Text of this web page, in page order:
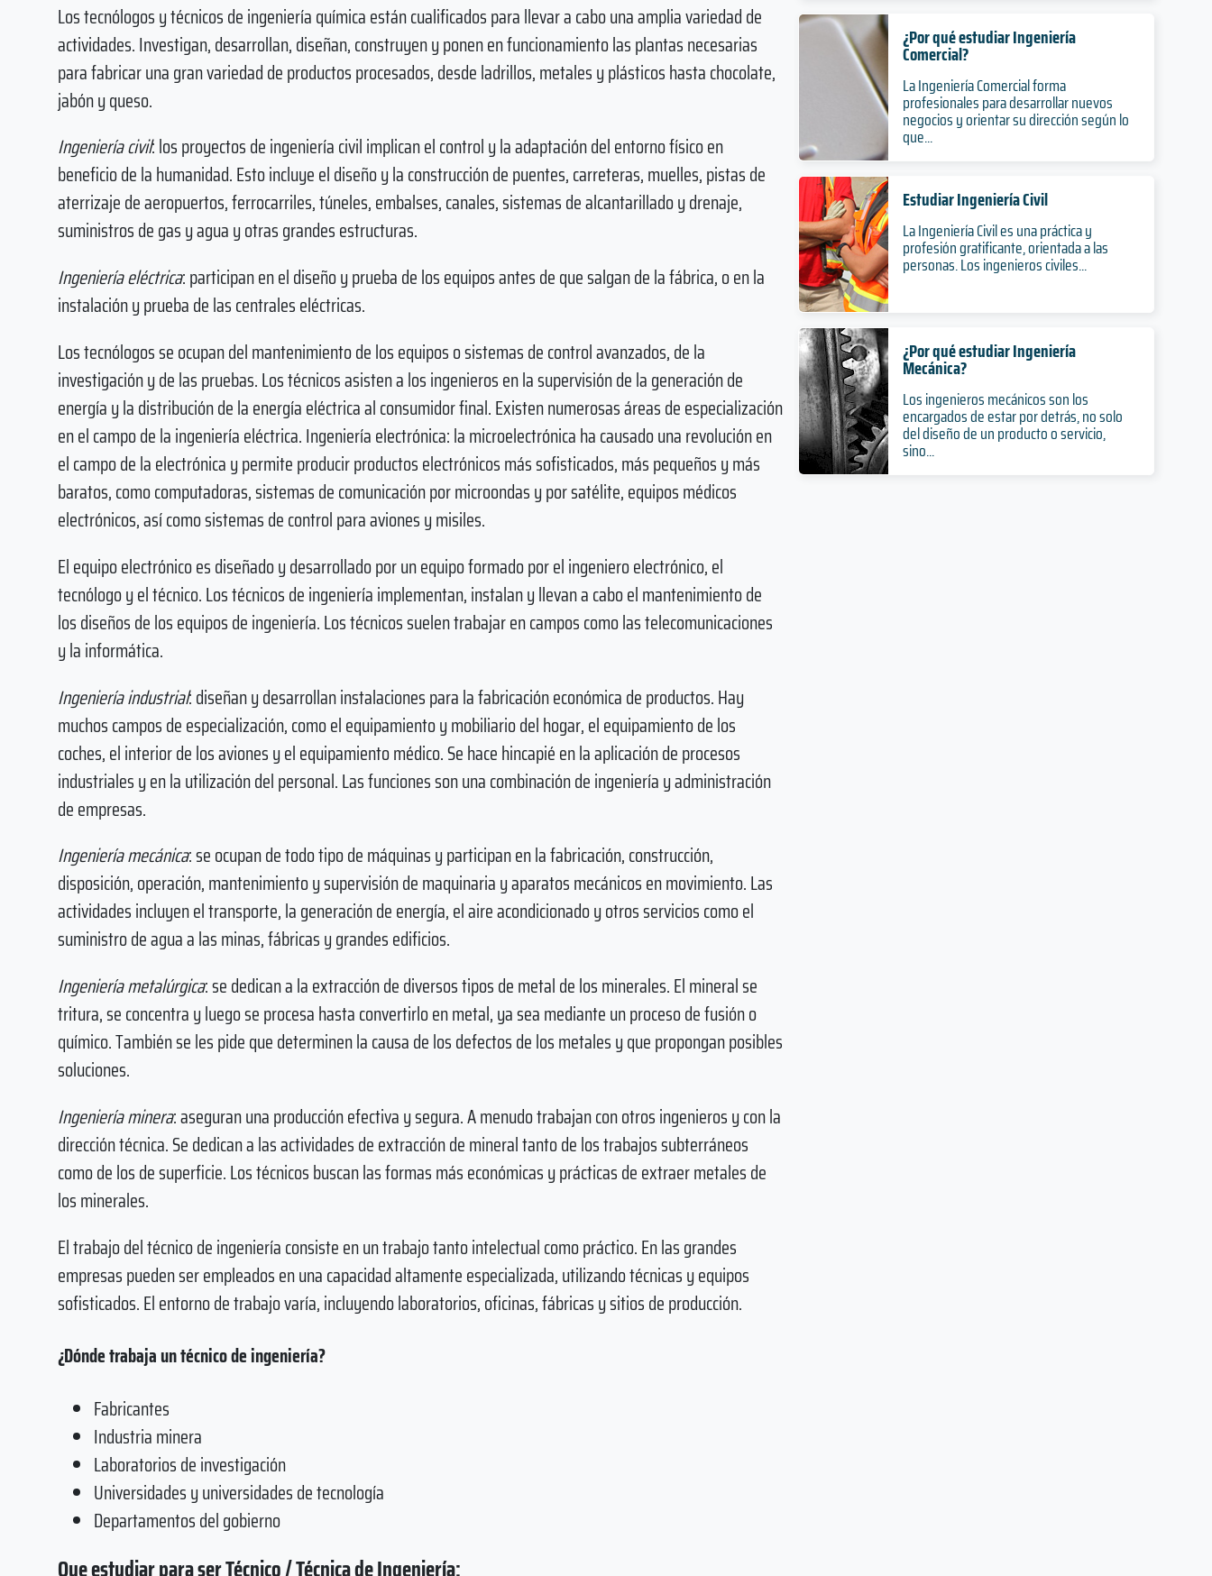
Los tecnólogos y técnicos de ingeniería química están cualificados para llevar a cabo una amplia variedad de
actividades. Investigan, desarrollan, diseñan, construyen y ponen en funcionamiento las plantas necesarias
para fabricar una gran variedad de productos procesados, desde ladrillos, metales y plásticos hasta chocolate,
jabón y queso.
Ingeniería civil: los proyectos de ingeniería civil implican el control y la adaptación del entorno físico en
beneficio de la humanidad. Esto incluye el diseño y la construcción de puentes, carreteras, muelles, pistas de
aterrizaje de aeropuertos, ferrocarriles, túneles, embalses, canales, sistemas de alcantarillado y drenaje,
suministros de gas y agua y otras grandes estructuras.
Ingeniería eléctrica: participan en el diseño y prueba de los equipos antes de que salgan de la fábrica, o en la
instalación y prueba de las centrales eléctricas.
Los tecnólogos se ocupan del mantenimiento de los equipos o sistemas de control avanzados, de la
investigación y de las pruebas. Los técnicos asisten a los ingenieros en la supervisión de la generación de
energía y la distribución de la energía eléctrica al consumidor final. Existen numerosas áreas de especialización
en el campo de la ingeniería eléctrica. Ingeniería electrónica: la microelectrónica ha causado una revolución en
el campo de la electrónica y permite producir productos electrónicos más sofisticados, más pequeños y más
baratos, como computadoras, sistemas de comunicación por microondas y por satélite, equipos médicos
electrónicos, así como sistemas de control para aviones y misiles.
El equipo electrónico es diseñado y desarrollado por un equipo formado por el ingeniero electrónico, el
tecnólogo y el técnico. Los técnicos de ingeniería implementan, instalan y llevan a cabo el mantenimiento de
los diseños de los equipos de ingeniería. Los técnicos suelen trabajar en campos como las telecomunicaciones
y la informática.
Ingeniería industrial: diseñan y desarrollan instalaciones para la fabricación económica de productos. Hay
muchos campos de especialización, como el equipamiento y mobiliario del hogar, el equipamiento de los
coches, el interior de los aviones y el equipamiento médico. Se hace hincapié en la aplicación de procesos
industriales y en la utilización del personal. Las funciones son una combinación de ingeniería y administración
de empresas.
Ingeniería mecánica: se ocupan de todo tipo de máquinas y participan en la fabricación, construcción,
disposición, operación, mantenimiento y supervisión de maquinaria y aparatos mecánicos en movimiento. Las
actividades incluyen el transporte, la generación de energía, el aire acondicionado y otros servicios como el
suministro de agua a las minas, fábricas y grandes edificios.
Ingeniería metalúrgica: se dedican a la extracción de diversos tipos de metal de los minerales. El mineral se
tritura, se concentra y luego se procesa hasta convertirlo en metal, ya sea mediante un proceso de fusión o
químico. También se les pide que determinen la causa de los defectos de los metales y que propongan posibles
soluciones.
Ingeniería minera: aseguran una producción efectiva y segura. A menudo trabajan con otros ingenieros y con la
dirección técnica. Se dedican a las actividades de extracción de mineral tanto de los trabajos subterráneos
como de los de superficie. Los técnicos buscan las formas más económicas y prácticas de extraer metales de
los minerales.
El trabajo del técnico de ingeniería consiste en un trabajo tanto intelectual como práctico. En las grandes
empresas pueden ser empleados en una capacidad altamente especializada, utilizando técnicas y equipos
sofisticados. El entorno de trabajo varía, incluyendo laboratorios, oficinas, fábricas y sitios de producción.
¿Dónde trabaja un técnico de ingeniería?
Fabricantes
Industria minera
Laboratorios de investigación
Universidades y universidades de tecnología
Departamentos del gobierno
¿Por qué estudiar Ingeniería
Comercial?
La Ingeniería Comercial forma
profesionales para desarrollar nuevos
negocios y orientar su dirección según lo
que...
Estudiar Ingeniería Civil
La Ingeniería Civil es una práctica y
profesión gratificante, orientada a las
personas. Los ingenieros civiles...
¿Por qué estudiar Ingeniería
Mecánica?
Los ingenieros mecánicos son los
encargados de estar por detrás, no solo
del diseño de un producto o servicio,
sino...